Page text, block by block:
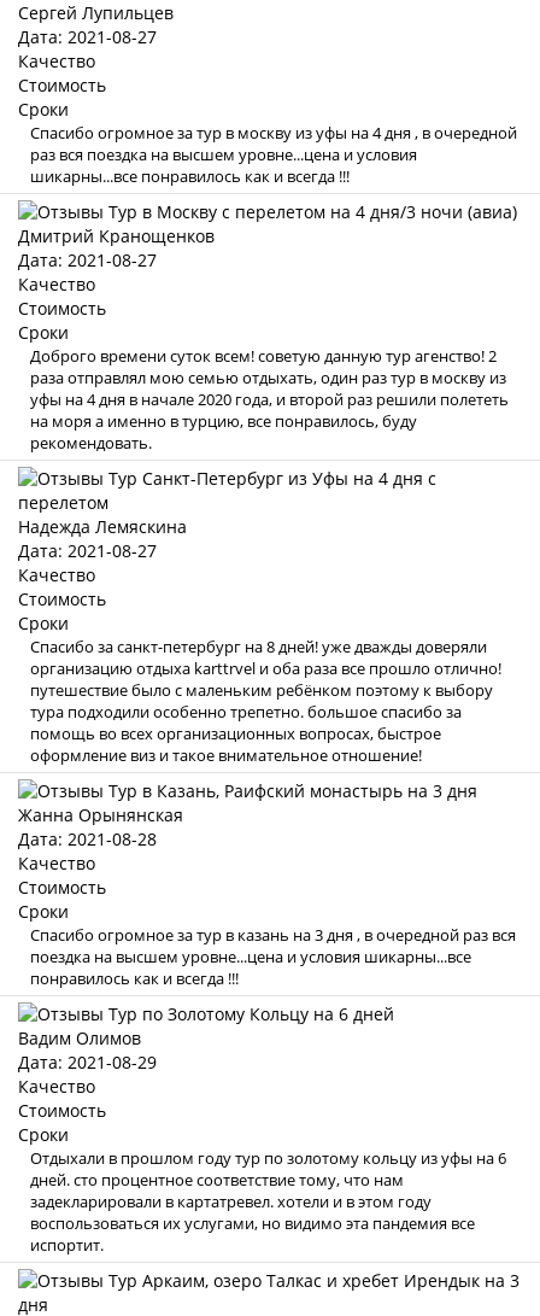
Сергей Лупильцев
Дата: 2021-08-27
Качество
Стоимость
Сроки
Спасибо огромное за тур в москву из уфы на 4 дня , в очередной
раз вся поездка на высшем уровне...цена и условия
шикарны...все понравилось как и всегда !!!
Дмитрий Кранощенков
Дата: 2021-08-27
Качество
Стоимость
Сроки
Доброго времени суток всем! советую данную тур агенство! 2
раза отправлял мою семью отдыхать, один раз тур в москву из
уфы на 4 дня в начале 2020 года, и второй раз решили полететь
на моря а именно в турцию, все понравилось, буду
рекомендовать.
Надежда Лемяскина
Дата: 2021-08-27
Качество
Стоимость
Сроки
Спасибо за санкт-петербург на 8 дней! уже дважды доверяли
организацию отдыха karttrvel и оба раза все прошло отлично!
путешествие было с маленьким ребёнком поэтому к выбору
тура подходили особенно трепетно. большое спасибо за
помощь во всех организационных вопросах, быстрое
оформление виз и такое внимательное отношение!
Жанна Орынянская
Дата: 2021-08-28
Качество
Стоимость
Сроки
Спасибо огромное за тур в казань на 3 дня , в очередной раз вся
поездка на высшем уровне...цена и условия шикарны...все
понравилось как и всегда !!!
Вадим Олимов
Дата: 2021-08-29
Качество
Стоимость
Сроки
Отдыхали в прошлом году тур по золотому кольцу из уфы на 6
дней. сто процентное соответствие тому, что нам
задекларировали в картатревел. хотели и в этом году
воспользоваться их услугами, но видимо эта пандемия все
испортит.